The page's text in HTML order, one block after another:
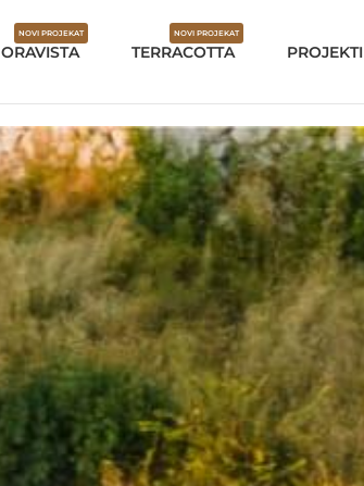
ORAVISTA
NOVI PROJEKAT
TERRACOTTA
NOVI PROJEKAT
PROJEKTI